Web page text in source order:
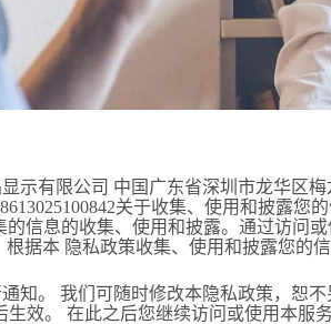
示有限公司 中国广东省深圳市龙华区
关于收集、使用和披
的信息的收集、使用和披露。通过访
据本 隐私政策收集、使用和披露您的
知。 我们可随时修改本隐私政策，恕
效。 在此之后您继续访问或使用本